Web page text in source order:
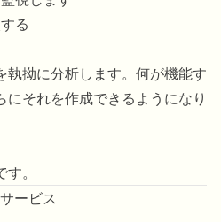
る
執拗に分析します。何が機能す
にそれを作成できるようになり
。
ービス